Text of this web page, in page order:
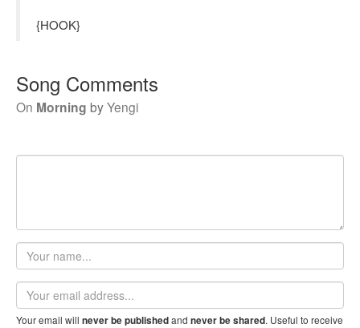
{HOOK}
Song Comments
On Morning byYengi
Your
name
Email
address
Your email will never be publishedand never be shared. Useful to receive